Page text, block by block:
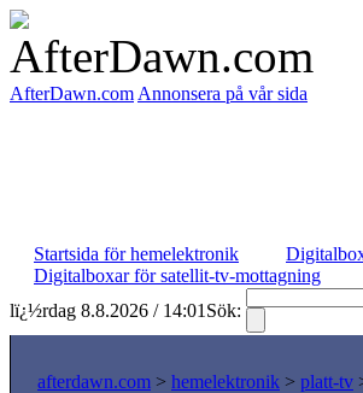
AfterDawn.com Annonsera på vår sida
Startsida för hemelektronik
Digitalboxar för satellit-tv-mottagning
lï¿½rdag 8.8.2026 / 14:01 Sök:
afterdawn.com > hemelektronik > platt-tv